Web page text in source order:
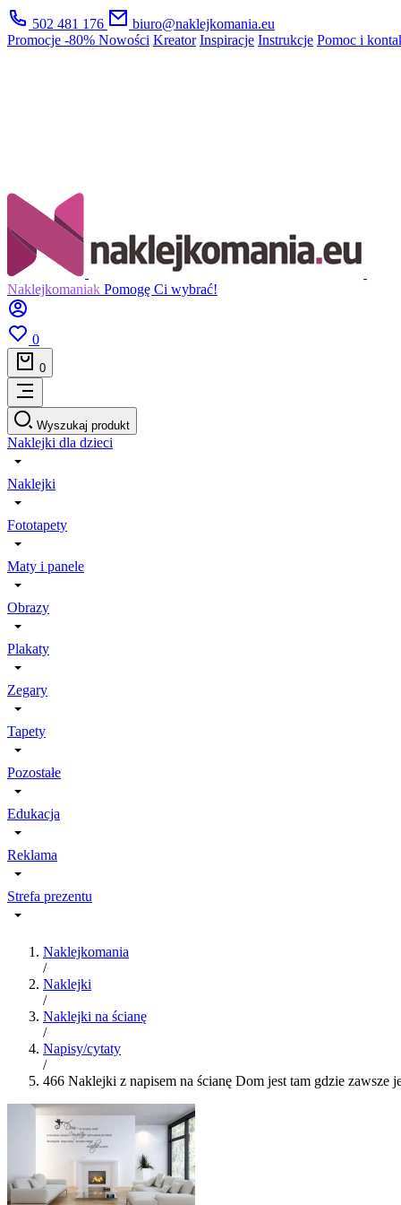
502 481 176
biuro@naklejkomania.eu
Promocje -80% Nowości Kreator Inspiracje Instrukcje Pomoc i
Naklejkomaniak Pomogę Ci wybrać!
0
0
Wyszukaj produkt
Naklejki dla dzieci
Naklejki
Fototapety
Maty i panele
Obrazy
Plakaty
Zegary
Tapety
Pozostałe
Edukacja
Reklama
Strefa prezentu
Naklejkomania
/
Naklejki
/
Naklejki na ścianę
/
Napisy/cytaty
/
466 Naklejki z napisem na ścianę Dom jest tam gdzie zawsze